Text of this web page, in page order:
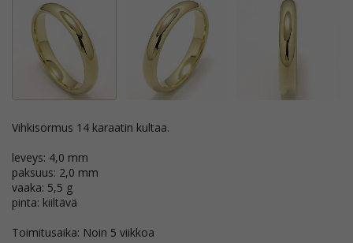
vihkisormus 14 karaatin kultaa.
leveys: 4,0 mm
paksuus: 2,0 mm
vaaka: 5,5 g
pinta: kiiltävä
Toimitusaika: Noin 5 viikkoa